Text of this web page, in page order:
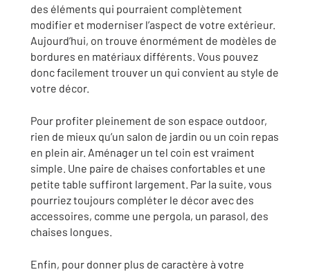
des éléments qui pourraient complètement
modifier et moderniser l’aspect de votre extérieur.
Aujourd’hui, on trouve énormément de modèles de
bordures en matériaux différents. Vous pouvez
donc facilement trouver un qui convient au style de
votre décor.
Pour profiter pleinement de son espace outdoor,
rien de mieux qu’un salon de jardin ou un coin repas
en plein air. Aménager un tel coin est vraiment
simple. Une paire de chaises confortables et une
petite table suffiront largement. Par la suite, vous
pourriez toujours compléter le décor avec des
accessoires, comme une pergola, un parasol, des
chaises longues.
Enfin, pour donner plus de caractère à votre